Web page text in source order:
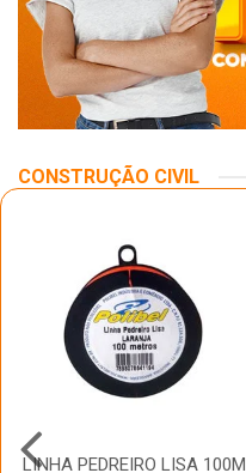
CONSTRUÇÃO CIVIL
LINHA PEDREIRO LISA 100M